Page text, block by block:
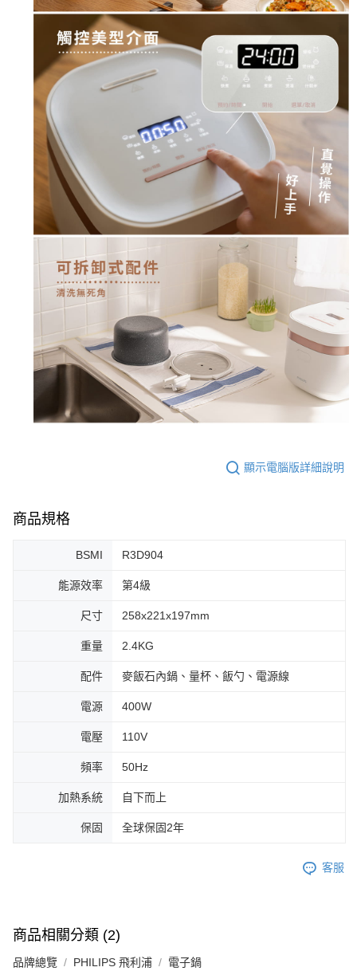
顯示電腦版詳細說明
商品規格
BSMI R3D904
能源效率 第4級
尺寸 258x221x197mm
重量 2.4KG
配件 麥飯石內鍋、量杯、飯勺、電源線
電源 400W
電壓 110V
頻率 50Hz
加熱系統 自下而上
保固 全球保固2年
客服
商品相關分類 (2)
品牌總覽 PHILIPS 飛利浦 電子鍋